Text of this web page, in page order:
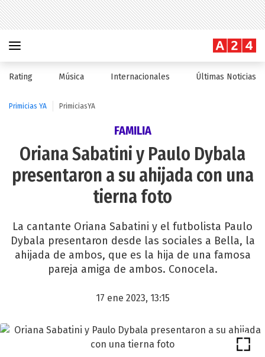
Rating Música Internacionales Últimas Noticias
Primicias YA PrimiciasYA
FAMILIA
Oriana Sabatini y Paulo Dybala
presentaron a su ahijada con una
tierna foto
La cantante Oriana Sabatini y el futbolista Paulo
Dybala presentaron desde las sociales a Bella, la
ahijada de ambos, que es la hija de una famosa
pareja amiga de ambos. Conocela.
17 ene 2023, 13:15